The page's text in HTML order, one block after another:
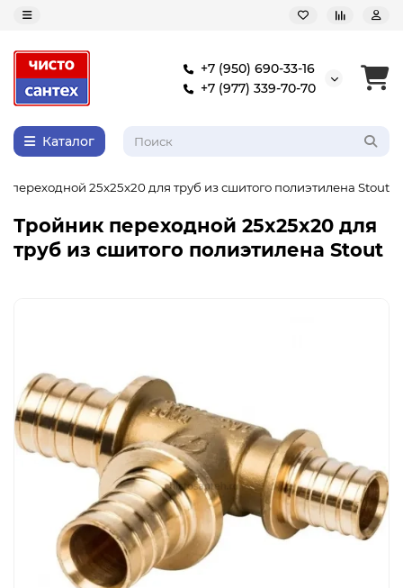
+7 (950) 690-33-16
+7 (977) 339-70-70
Каталог
переходной 25x25x20 для труб из сшитого полиэтилена Stout
Тройник переходной 25x25x20 для
труб из сшитого полиэтилена Stout